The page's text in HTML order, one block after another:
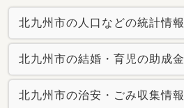
北九州市の人口などの統計情報
北九州市の結婚・育児の助成金
北九州市の治安・ごみ収集情報